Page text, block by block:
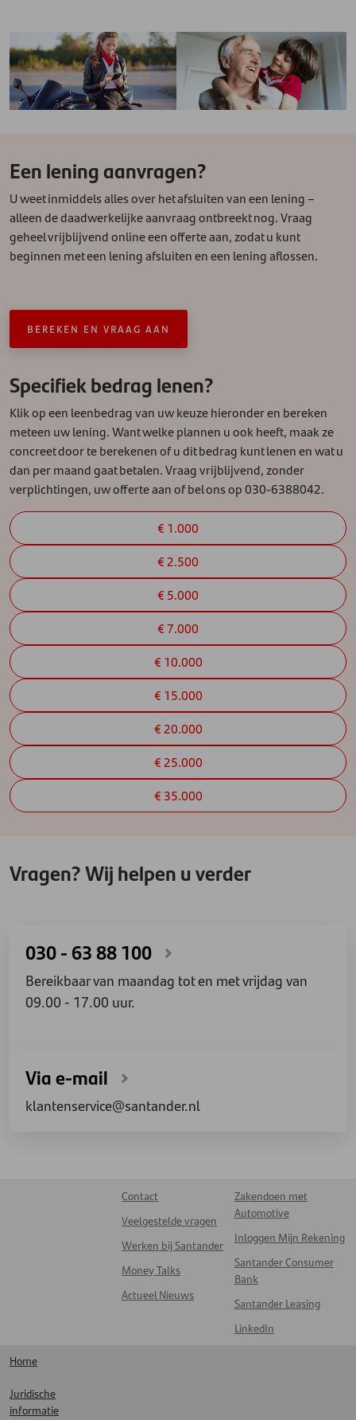
Een lening aanvragen?
U weet inmiddels alles over het afsluiten van een lening –
alleen de daadwerkelijke aanvraag ontbreekt nog. Vraag
geheel vrijblijvend online een offerte aan, zodat u kunt
beginnen met een lening afsluiten en een lening aflossen.
BEREKEN EN VRAAG AAN
Specifiek bedrag lenen?
Klik op een leenbedrag van uw keuze hieronder en bereken
meteen uw lening. Want welke plannen u ook heeft, maak ze
concreet door te berekenen of u dit bedrag kunt lenen en wat u
dan per maand gaat betalen. Vraag vrijblijvend, zonder
verplichtingen, uw offerte aan of bel ons op 030-6388042.
€ 1.000
€ 2.500
€ 5.000
€ 7.000
€ 10.000
€ 15.000
€ 20.000
€ 25.000
€ 35.000
Vragen? Wij helpen u verder
030 - 63 88 100
Bereikbaar van maandag tot en met vrijdag van
09.00 - 17.00 uur.
Via e-mail
klantenservice@santander.nl
Contact
Veelgestelde vragen
Werken bij Santander
Money Talks
Actueel Nieuws
Zakendoen met
Automotive
Inloggen Mijn Rekening
Santander Consumer
Bank
Santander Leasing
LinkedIn
Home
Juridische
informatie